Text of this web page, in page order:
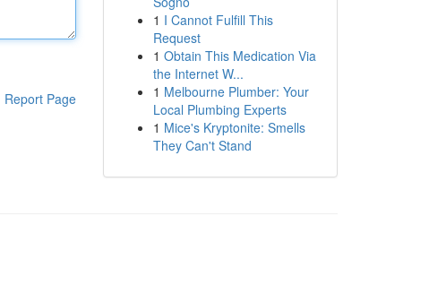
Report Page
1 I Cannot Fulfill This
Request
1 Obtain This Medication Via
the Internet W...
1 Melbourne Plumber: Your
Local Plumbing Experts
1 Mice's Kryptonite: Smells
They Can't Stand